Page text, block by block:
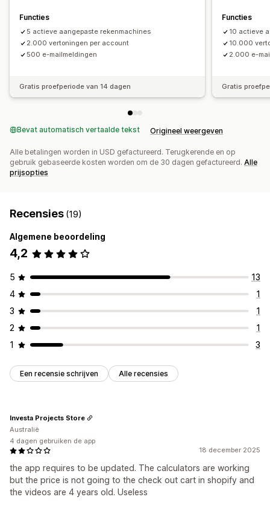
Functies
5 actieve aangepaste rekenmachines
2.000 vertoningen per account
500 e-mailmeldingen
Gratis proefperiode van 14 dagen
Functies
10 actieve
10.000
2.000 e-
Gratis
Bevat automatisch vertaalde tekst Origineel weergeven
Alle betalingen worden in USD gefactureerd. Terugkerende en op
gebruik gebaseerde kosten worden om de 30 dagen gefactureerd. Alle
prijsopties
Recensies (19)
Algemene beoordeling
4,2
5
13
4
1
3
1
2
1
1
3
Een recensie schrijven Alle recensies
18 december 2025
the app requires to be updated. The calculators are working
but the price is not going to the check out cart in shopify and
the videos are 4 years old. Useless
Investa Projects Store
Australië
4 dagen gebruiken de app